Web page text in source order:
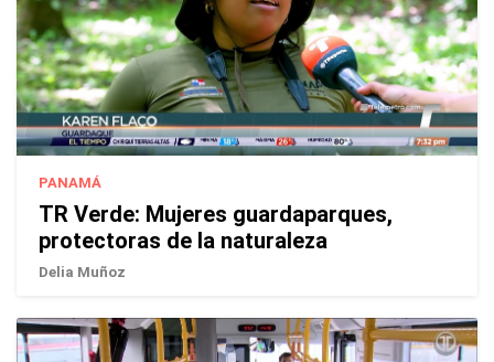
PANAMÁ
TR Verde: Mujeres guardaparques,
protectoras de la naturaleza
Delia Muñoz